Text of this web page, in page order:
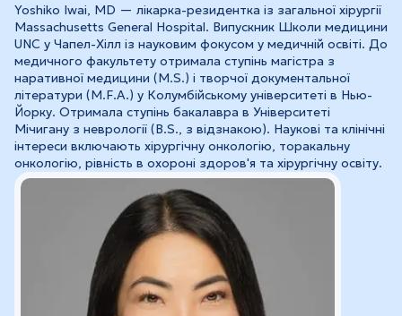
Yoshiko Iwai, MD — лікарка-резидентка із загальної хірургії
Massachusetts General Hospital. Випускник Школи медицини
UNC у Чапел-Хілл із науковим фокусом у медичній освіті. До
медичного факультету отримала ступінь магістра з
наративної медицини (M.S.) і творчої документальної
літератури (M.F.A.) у Колумбійському університеті в Нью-
Йорку. Отримала ступінь бакалавра в Університеті
Мічигану з неврології (B.S., з відзнакою). Наукові та клінічні
інтереси включають хірургічну онкологію, торакальну
онкологію, рівність в охороні здоров'я та хірургічну освіту.